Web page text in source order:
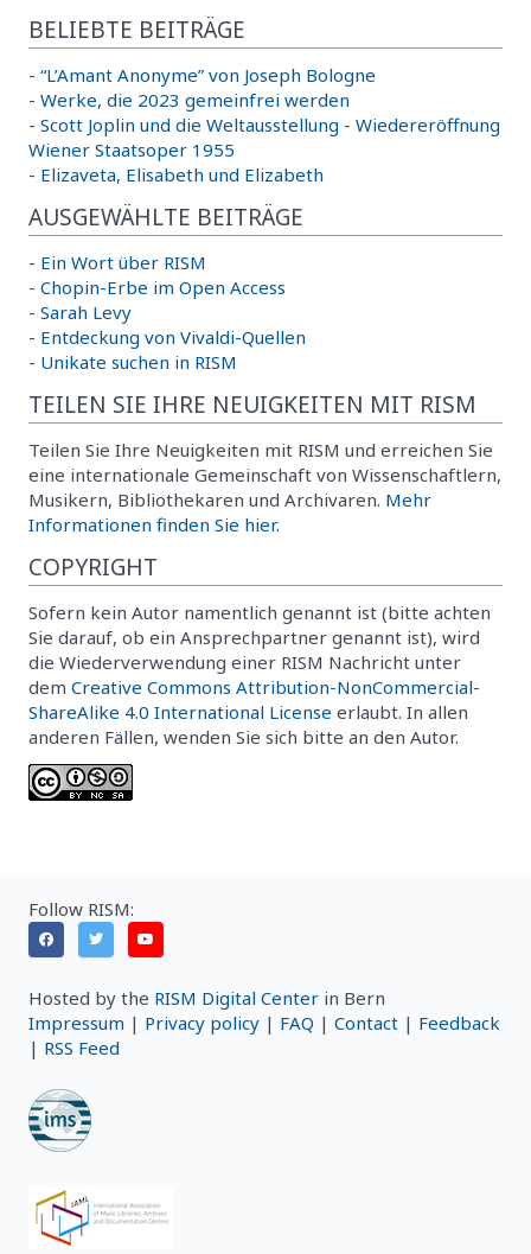
BELIEBTE BEITRÄGE
- “L’Amant Anonyme” von Joseph Bologne
- Werke, die 2023 gemeinfrei werden
- Scott Joplin und die Weltausstellung - Wiedereröffnung
Wiener Staatsoper 1955
- Elizaveta, Elisabeth und Elizabeth
AUSGEWÄHLTE BEITRÄGE
- Ein Wort über RISM
- Chopin-Erbe im Open Access
- Sarah Levy
- Entdeckung von Vivaldi-Quellen
- Unikate suchen in RISM
TEILEN SIE IHRE NEUIGKEITEN MIT RISM
Teilen Sie Ihre Neuigkeiten mit RISM und erreichen Sie
eine internationale Gemeinschaft von Wissenschaftlern,
Musikern, Bibliothekaren und Archivaren. Mehr
Informationen finden Sie hier.
COPYRIGHT
Sofern kein Autor namentlich genannt ist (bitte achten
Sie darauf, ob ein Ansprechpartner genannt ist), wird
die Wiederverwendung einer RISM Nachricht unter
dem Creative Commons Attribution-NonCommercial-
ShareAlike 4.0 International License erlaubt. In allen
anderen Fällen, wenden Sie sich bitte an den Autor.
Follow RISM:
Hosted by the RISM Digital Center in Bern
Impressum | Privacy policy | FAQ | Contact | Feedback
| RSS Feed